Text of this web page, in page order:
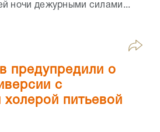
ночи дежурными силами...
предупредили о
с
питьевой